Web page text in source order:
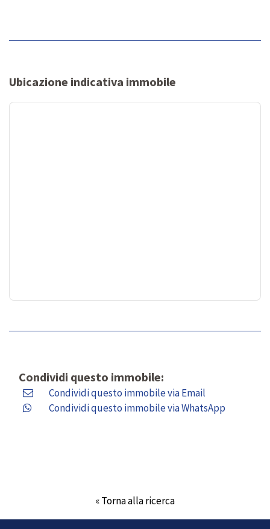
Ubicazione indicativa immobile
Condividi questo immobile:
Condividi questo immobile via Email
Condividi questo immobile via WhatsApp
« Torna alla ricerca